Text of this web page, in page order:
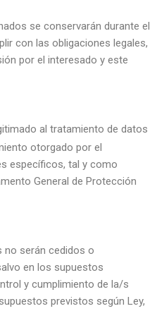
se conservarán durante el
con las obligaciones legales,
por el interesado y este
al tratamiento de datos
otorgado por el
específicos, tal y como
General de Protección
no serán cedidos o
en los supuestos
y cumplimiento de la/s
previstos según Ley,